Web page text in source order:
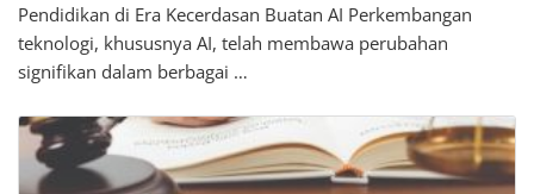
Pendidikan di Era Kecerdasan Buatan AI Perkembangan
teknologi, khususnya AI, telah membawa perubahan
signifikan dalam berbagai …